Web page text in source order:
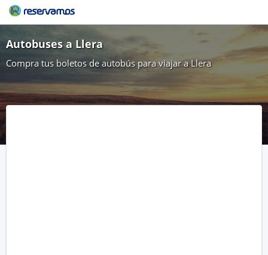
Autobuses a Llera
Compra tus boletos de autobús para viajar a Llera